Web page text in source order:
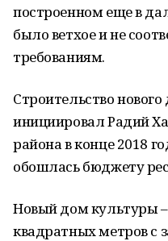
построенном еще в
было ветхое и не
требованиям.
Строительство
инициировал Радий
района в конце 2018
обошлась бюджету
Новый дом культуры
квадратных метров с